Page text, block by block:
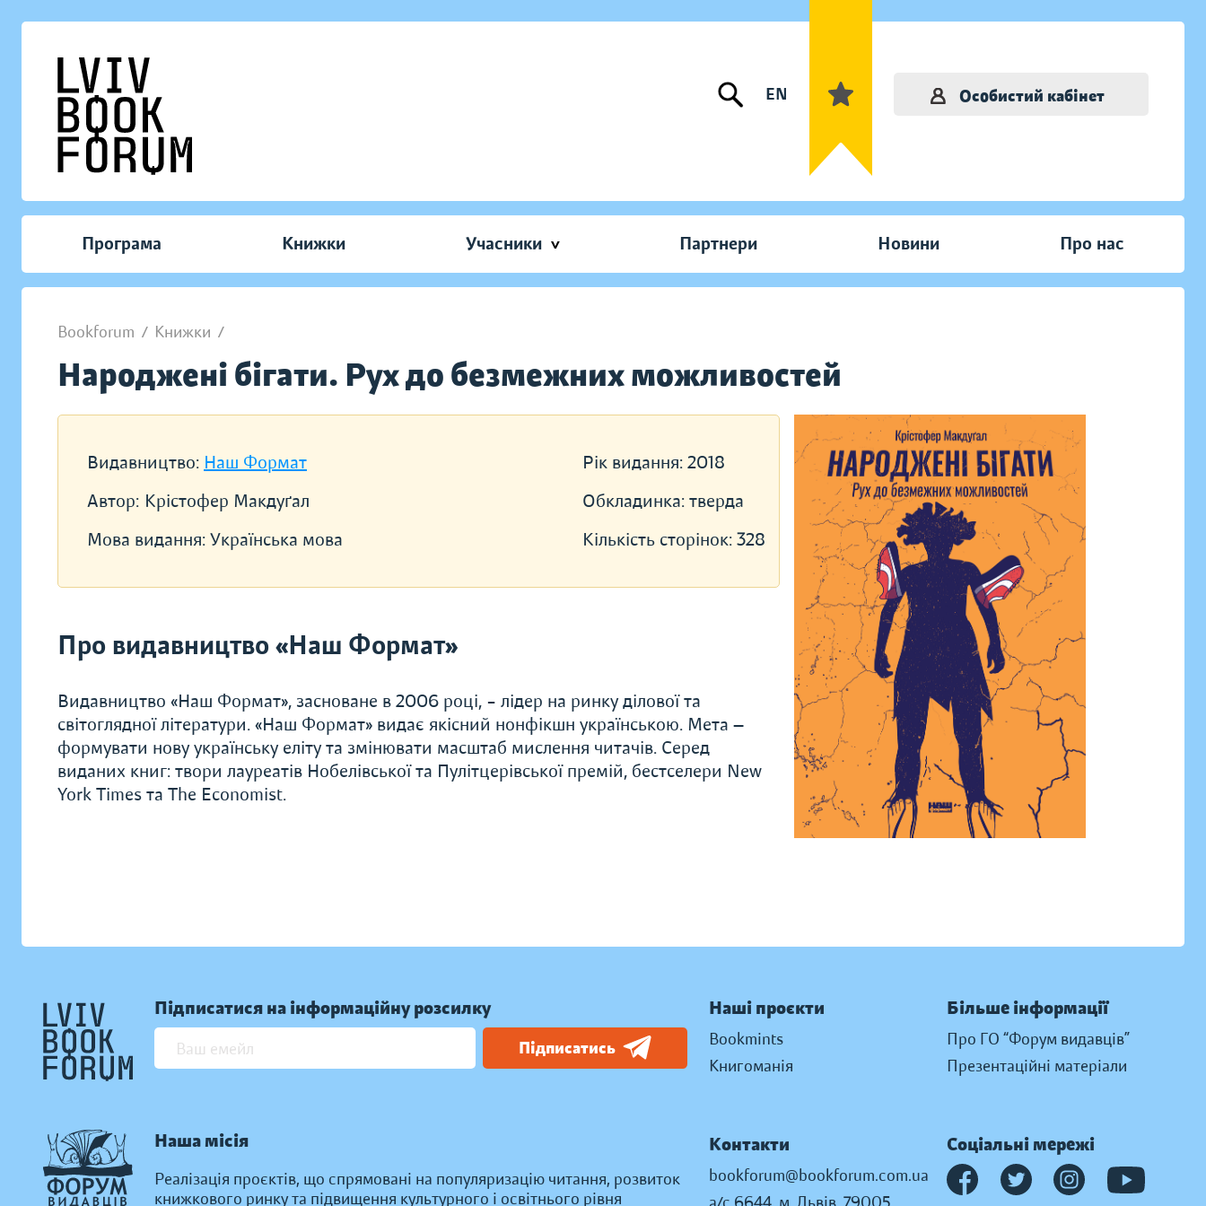
EN Особистий кабінет
Програма Книжки Учасники Партнери Новини Про нас
Bookforum / Книжки /
Народжені бігати. Рух до безмежних можливостей
Видавництво: Наш Формат
Автор: Крістофер Макдуґал
Мова видання: Українська мова
Рік видання: 2018
Обкладинка: тверда
Кількість сторінок: 328
Про видавництво «Наш Формат»
Видавництво «Наш Формат», засноване в 2006 році, – лідер на ринку ділової та
світоглядної літератури. «Наш Формат» видає якісний нонфікшн українською. Мета —
формувати нову українську еліту та змінювати масштаб мислення читачів. Серед
виданих книг: твори лауреатів Нобелівської та Пулітцерівської премій, бестселери New
York Times та The Economist.
Підписатися на інформаційну розсилку
Підписатись
Наша місія
Реалізація проєктів, що спрямовані на популяризацію читання, розвиток
книжкового ринку та підвищення культурного і освітнього рівня
Наші проєкти
Bookmints
Книгоманія
Більше інформації
Про ГО “Форум видавців”
Презентаційні матеріали
Контакти
bookforum@bookforum.com.ua
Соціальні мережі